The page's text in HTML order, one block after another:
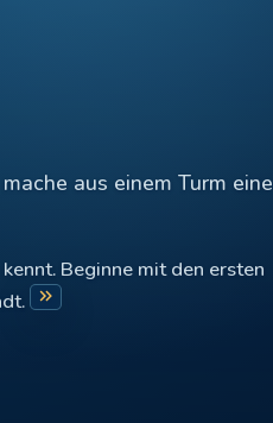
aus einem Turm eine
Beginne mit den ersten
keyboard_double_arrow_right